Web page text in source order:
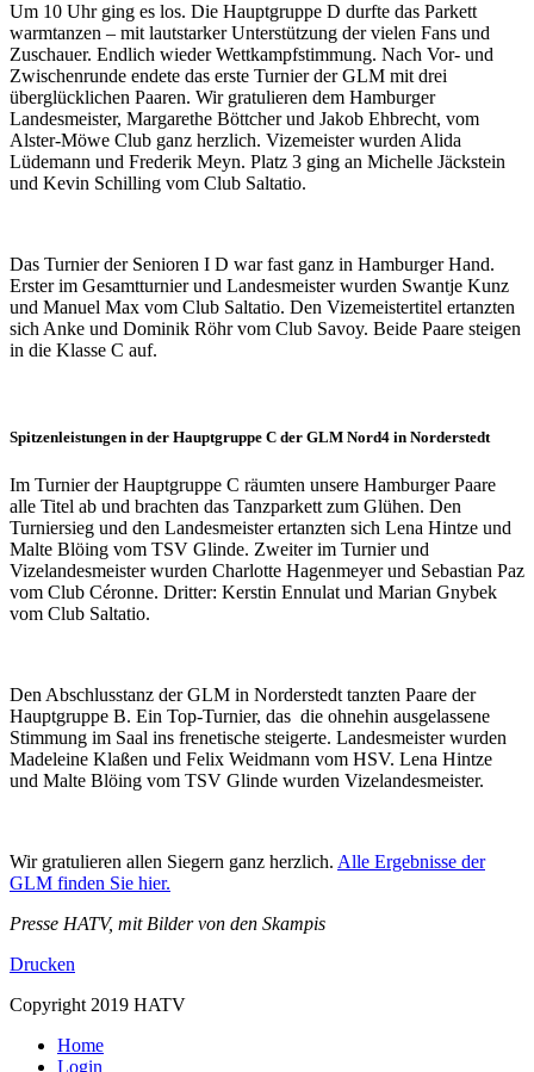
Um 10 Uhr ging es los. Die Hauptgruppe D durfte das Parkett
warmtanzen – mit lautstarker Unterstützung der vielen Fans und
Zuschauer. Endlich wieder Wettkampfstimmung. Nach Vor- und
Zwischenrunde endete das erste Turnier der GLM mit drei
überglücklichen Paaren. Wir gratulieren dem Hamburger
Landesmeister, Margarethe Böttcher und Jakob Ehbrecht, vom
Alster-Möwe Club ganz herzlich. Vizemeister wurden Alida
Lüdemann und Frederik Meyn. Platz 3 ging an Michelle Jäckstein
und Kevin Schilling vom Club Saltatio.
Das Turnier der Senioren I D war fast ganz in Hamburger Hand.
Erster im Gesamtturnier und Landesmeister wurden Swantje Kunz
und Manuel Max vom Club Saltatio. Den Vizemeistertitel ertanzten
sich Anke und Dominik Röhr vom Club Savoy. Beide Paare steigen
in die Klasse C auf.
Spitzenleistungen in der Hauptgruppe C der GLM Nord4 in Norderstedt
Im Turnier der Hauptgruppe C räumten unsere Hamburger Paare
alle Titel ab und brachten das Tanzparkett zum Glühen. Den
Turniersieg und den Landesmeister ertanzten sich Lena Hintze und
Malte Blöing vom TSV Glinde. Zweiter im Turnier und
Vizelandesmeister wurden Charlotte Hagenmeyer und Sebastian Paz
vom Club Céronne. Dritter: Kerstin Ennulat und Marian Gnybek
vom Club Saltatio.
Den Abschlusstanz der GLM in Norderstedt tanzten Paare der
Hauptgruppe B. Ein Top-Turnier, das die ohnehin ausgelassene
Stimmung im Saal ins frenetische steigerte. Landesmeister wurden
Madeleine Klaßen und Felix Weidmann vom HSV. Lena Hintze
und Malte Blöing vom TSV Glinde wurden Vizelandesmeister.
Wir gratulieren allen Siegern ganz herzlich. Alle Ergebnisse der
GLM finden Sie hier.
Presse HATV, mit Bilder von den Skampis
Drucken
Copyright 2019 HATV
Home
Login